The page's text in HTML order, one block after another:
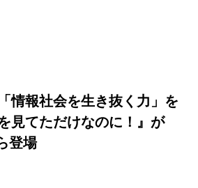
情報社会を生き抜く力」を
見てただけなのに！』が
登場